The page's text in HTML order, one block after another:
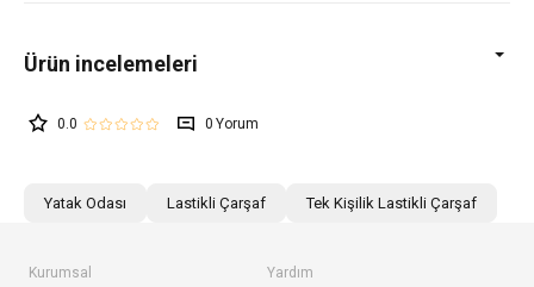
0.0 0
Yatak Odası Lastikli Çarşaf Tek Kişilik Lastikli Çarşaf
Kurumsal Yardım